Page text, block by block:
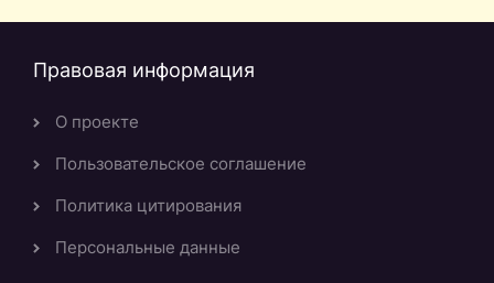
Правовая информация
О проекте
Пользовательское соглашение
Политика цитирования
Персональные данные